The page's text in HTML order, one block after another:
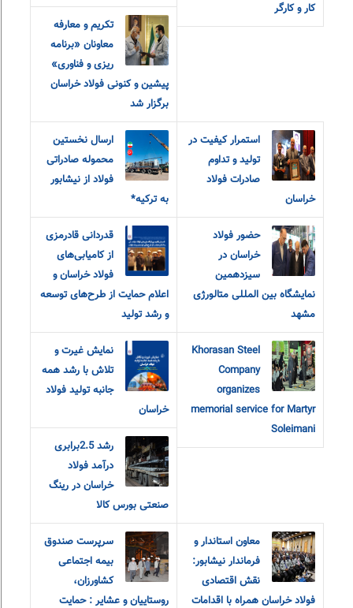
کار و کارگر
تکریم و معارفه
معاونان «برنامه
ریزی و فناوری»
پیشین و کنونی فولاد خراسان
برگزار شد
استمرار کیفیت در
تولید و تداوم
صادرات فولاد
خراسان
ارسال نخستین
محموله صادراتی
فولاد از نیشابور
به ترکیه*
حضور فولاد
خراسان در
سیزدهمین
نمایشگاه بین المللی متالورژی
مشهد
قدردانی قادرمزی
از کامیابی‌های
فولاد خراسان و
اعلام حمایت از طرح‌های توسعه
و رشد تولید
Khorasan Steel
Company
organizes
memorial service for Martyr
Soleimani
نمایش غیرت و
تلاش با رشد همه
جانبه تولید فولاد
خراسان
رشد 2.5برابری
درآمد فولاد
خراسان در رینگ
صنعتی بورس کالا
معاون استاندار و
فرماندار نیشابور:
نقش اقتصادی
فولاد خراسان همراه با اقدامات
سرپرست صندوق
بیمه اجتماعی
کشاورزان،
روستاییان و عشایر : حمایت